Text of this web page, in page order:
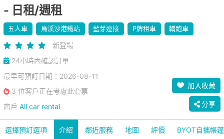
- 日租/週租
五人車 烏溪沙港鐵站 藍芽連接 P牌租車 轎跑車
新登場
24小時內確認訂單
最早可預訂日期：2026-08-11
3 位客戶正在考慮此套票
商戶 All car rental
加入收藏
分享
選擇預訂選項 介紹 鄰近服務 地圖 評價 BYOT自攜帳